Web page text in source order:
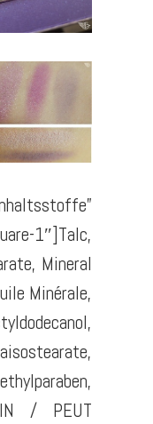
1″]Talc,
Mineral
Minérale,
/ PEUT